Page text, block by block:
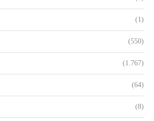
(1)
(550)
(1.767)
(64)
(8)